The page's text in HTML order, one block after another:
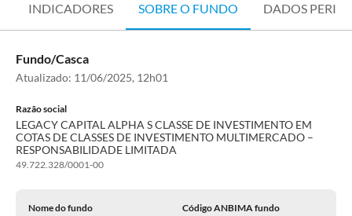
INDICADORES SOBRE O FUNDO DADOS
Fundo/Casca
Atualizado: 11/06/2025, 12h01
Razão social
LEGACY CAPITAL ALPHA S CLASSE DE INVESTIMENTO EM
COTAS DE CLASSES DE INVESTIMENTO MULTIMERCADO –
RESPONSABILIDADE LIMITADA
49.722.328/0001-00
Nome do fundo Código ANBIMA fundo